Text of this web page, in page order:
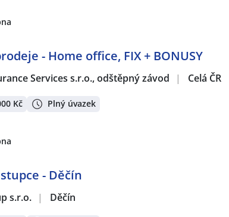
- Home office, FIX + BONUSY
Services s.r.o., odštěpný závod | Celá ČR
Kč Plný úvazek
- Děčín
s.r.o. | Děčín